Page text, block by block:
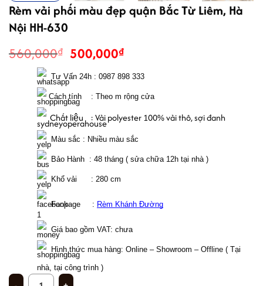
Rèm vải phối màu đẹp quận Bắc Từ Liêm, Hà
Nội HH-630
560,000₫ Giá
là:
560,000₫.
500,000₫Giá
tại
là:
Tư Vấn 24h : 0987 898 333
Cách tính    : Theo m rộng cửa
Chất liệu    : Vải polyester 100% vải thô, sợi đanh
Màu sắc : Nhiều màu sắc
Bảo Hành  : 48 tháng ( sửa chữa 12h tại nhà )
Khổ vải      : 280 cm
Fanpage     : Rèm Khánh Đường
Giá bao gồm VAT: chưa
Hình thức mua hàng: Online – Showroom – Offline ( Tại
nhà, tại công trình )
Rèm vải phối màu đẹp quận Bắc Từ Liêm, Hà Nội HH-630 số lượng